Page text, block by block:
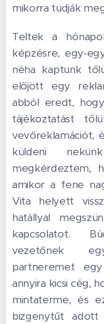
mikorra tudják
Teltek a
képzésre, egy-
néha kaptunk
előjött egy
abból eredt,
tájékoztatást
vevőreklamációt,
küldeni
megkérdeztem,
amikor a fene
Vita helyett
hatállyal
kapcsolatot.
vezetőnek
partneremet
annyira kicsi cég,
mintaterme, és
bizgenytűt